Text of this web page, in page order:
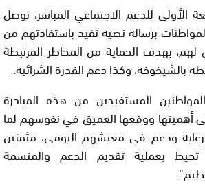
للدعم الاجتماعي المباشر، توصل
برسالة نصية تفيد باستفادتهم من
بهدف الحماية من المخاطر المرتبطة
بالشيخوخة، وكذا دعم القدرة الشرائية.
المستفيدين من هذه المبادرة
أهميتها ووقعها العميق في نفوسهم لما
ودعم في معيشهم اليومي، مثمنين
تحيط بعملية تقديم الدعم والمتسمة